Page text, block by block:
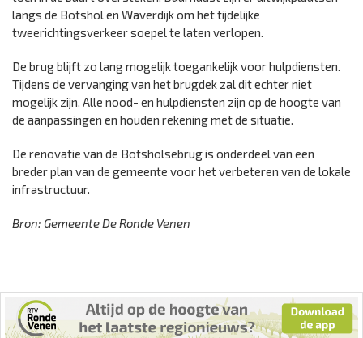
langs de Botshol en Waverdijk om het tijdelijke
tweerichtingsverkeer soepel te laten verlopen.
De brug blijft zo lang mogelijk toegankelijk voor hulpdiensten.
Tijdens de vervanging van het brugdek zal dit echter niet
mogelijk zijn. Alle nood- en hulpdiensten zijn op de hoogte van
de aanpassingen en houden rekening met de situatie.
De renovatie van de Botsholsebrug is onderdeel van een
breder plan van de gemeente voor het verbeteren van de lokale
infrastructuur.
Bron: Gemeente De Ronde Venen